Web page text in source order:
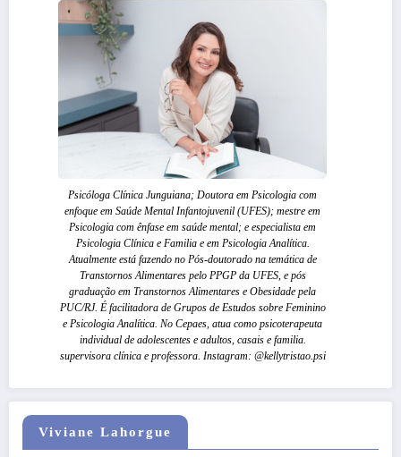
Psicóloga Clínica Junguiana; Doutora em Psicologia com
enfoque em Saúde Mental Infantojuvenil (UFES); mestre em
Psicologia com ênfase em saúde mental; e especialista em
Psicologia Clínica e Familia e em Psicologia Analítica.
Atualmente está fazendo no Pós-doutorado na temática de
Transtornos Alimentares pelo PPGP da UFES, e pós
graduação em Transtornos Alimentares e Obesidade pela
PUC/RJ. É facilitadora de Grupos de Estudos sobre Feminino
e Psicologia Analítica. No Cepaes, atua como psicoterapeuta
individual de adolescentes e adultos, casais e familia.
supervisora clínica e professora. Instagram: @kellytristao.psi
Viviane Lahorgue